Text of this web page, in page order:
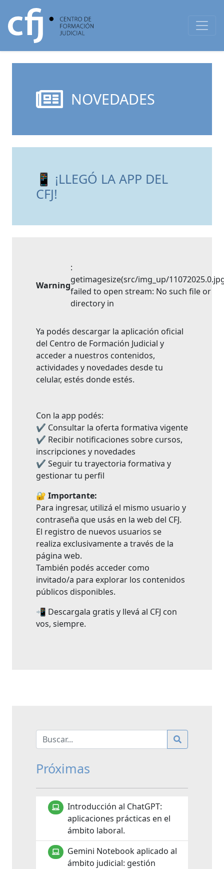
NOVEDADES
📱 ¡LLEGÓ LA APP DEL
CFJ!
Warning
:
getimagesize(src/img_up/
failed to open stream: No such file or
directory in
Ya podés descargar la aplicación oficial
del Centro de Formación Judicial y
acceder a nuestros contenidos,
actividades y novedades desde tu
celular, estés donde estés.
Con la app podés:
✔ Consultar la oferta formativa vigente
✔ Recibir notificaciones sobre cursos,
inscripciones y novedades
✔ Seguir tu trayectoria formativa y
gestionar tu perfil
🔐 Importante:
Para ingresar, utilizá el mismo usuario y
contraseña que usás en la web del CFJ.
El registro de nuevos usuarios se
realiza exclusivamente a través de la
página web.
También podés acceder como
invitado/a para explorar los contenidos
públicos disponibles.
📲 Descargala gratis y llevá al CFJ con
vos, siempre.
Próximas
Introducción al ChatGPT:
aplicaciones prácticas en el
ámbito laboral.
Gemini Notebook aplicado al
ámbito judicial: gestión